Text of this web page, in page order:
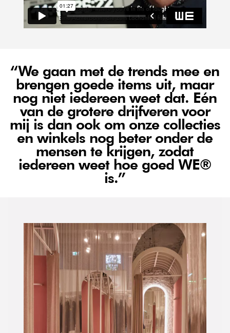
“We gaan met de trends mee en
brengen goede items uit, maar
nog niet iedereen weet dat. Eén
van de grotere drijfveren voor
mij is dan ook om onze collecties
en winkels nog beter onder de
mensen te krijgen, zodat
iedereen weet hoe goed WE®
is.”